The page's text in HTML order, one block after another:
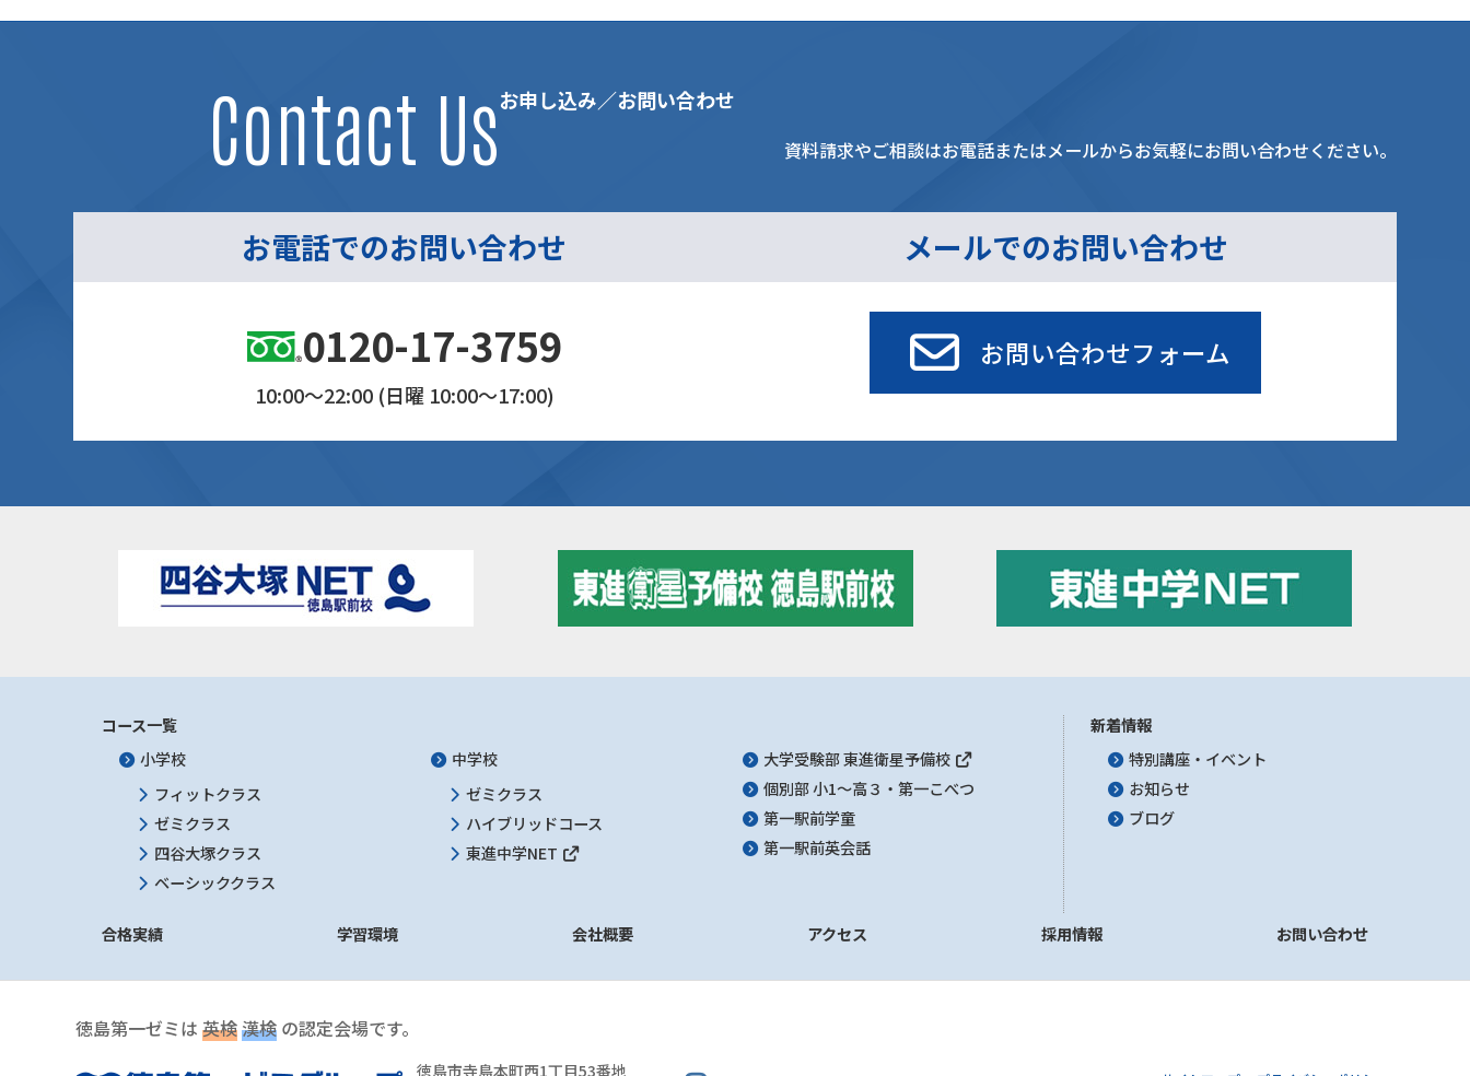
お申し込み／お問い合わせ
Contact Us 資料請求やご相談はお電話またはメールからお気軽にお問い合わせください。
お電話でのお問い合わせ
0120-17-3759
10:00～22:00 (日曜 10:00～17:00)
メールでのお問い合わせ
お問い合わせフォーム
コース一覧
小学校
フィットクラス
ゼミクラス
四谷大塚クラス
ベーシッククラス
中学校
ゼミクラス
ハイブリッドコース
東進中学NET
大学受験部 東進衛星予備校
個別部 小1～高３・第一こべつ
第一駅前学童
第一駅前英会話
新着情報
特別講座・イベント
お知らせ
ブログ
合格実績 学習環境 会社概要 アクセス 採用情報 お問い合わせ
徳島第一ゼミは英検漢検 の認定会場です。
徳島市寺島本町西1丁目53番地